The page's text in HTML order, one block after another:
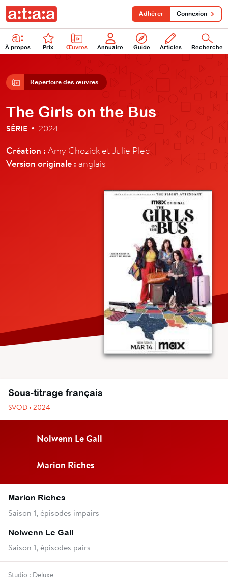
À propos Prix Œuvres Annuaire Guide Articles Recherche
Adhérer Connexion
Répertoire des œuvres
The Girls on the Bus
SÉRIE • 2024
Création : Amy Chozick et Julie Plec
Version originale : anglais
Sous-titrage français
SVOD • 2024
Nolwenn Le Gall
Marion Riches
Marion Riches
Saison 1, épisodes impairs
Nolwenn Le Gall
Saison 1, épisodes pairs
Studio : Deluxe